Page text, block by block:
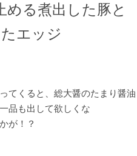
める煮出した豚と
エッジ
てくると、総大醤のたまり醤油
品も出して欲しくな
が！？